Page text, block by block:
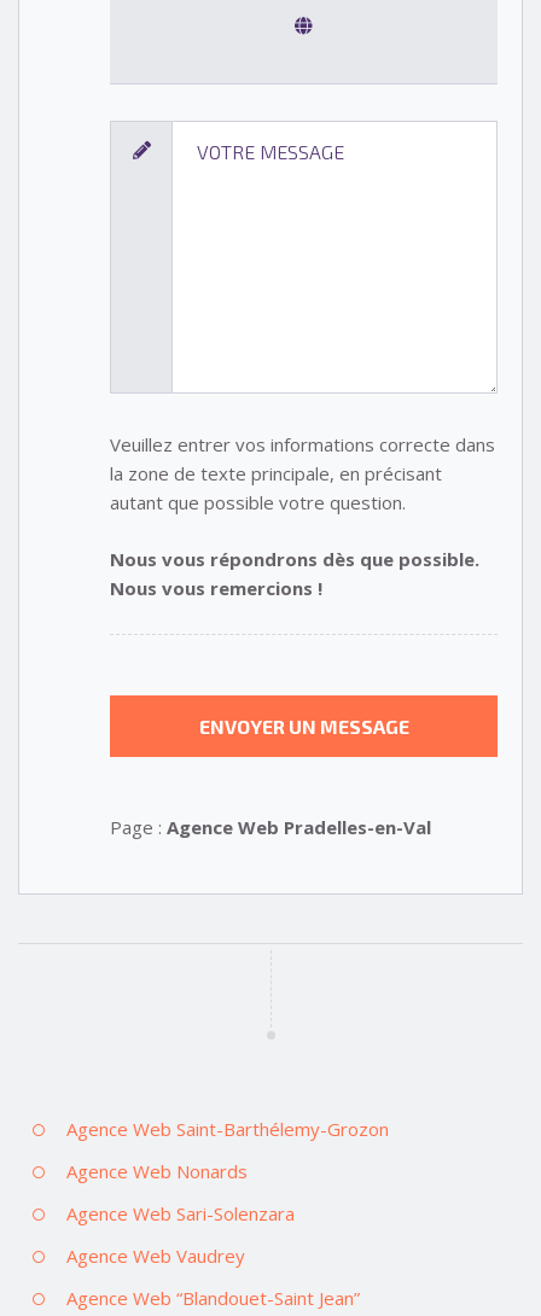
Veuillez entrer vos informations correcte dans
la zone de texte principale, en précisant
autant que possible votre question.
Nous vous répondrons dès que possible.
Nous vous remercions !
Page : Agence Web Pradelles-en-Val
Agence Web Saint-Barthélemy-Grozon
Agence Web Nonards
Agence Web Sari-Solenzara
Agence Web Vaudrey
Agence Web “Blandouet-Saint Jean”